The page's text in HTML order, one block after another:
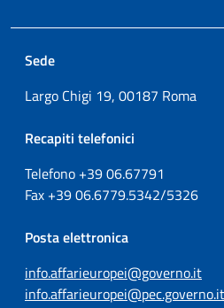
Sede
Largo Chigi 19, 00187 Roma
Recapiti telefonici
Telefono +3906.67791
Fax +3906.6779.5342/5326
Posta elettronica
info.affarieuropei@governo.it
info.affarieuropei@pec.governo.it